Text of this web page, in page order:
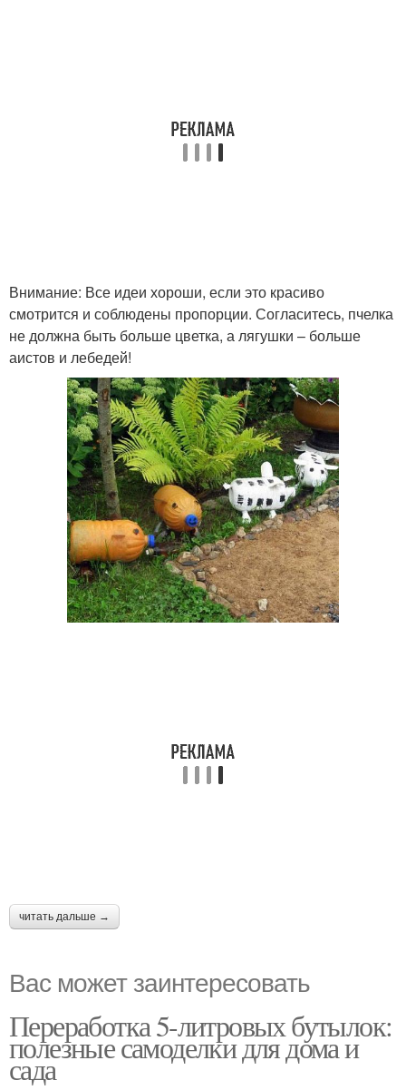
Внимание: Все идеи хороши, если это красиво
смотрится и соблюдены пропорции. Согласитесь, пчелка
не должна быть больше цветка, а лягушки – больше
аистов и лебедей!
читать дальше →
Вас может заинтересовать
Переработка 5-литровых бутылок:
полезные самоделки для дома и
сада